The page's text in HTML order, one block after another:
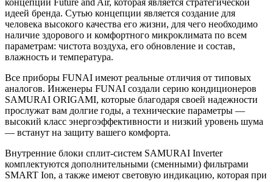
идеей бренда. Сутью концепции является создание для
человека высокого качества его жизни, для чего необходимо
наличие здорового и комфортного микроклимата по всем
параметрам: чистота воздуха, его обновление и состав,
влажность и температура.
Все приборы FUNAI имеют реальные отличия от типовых
аналогов. Инженеры FUNAI создали серию кондиционеров
SAMURAI ORIGAMI, которые благодаря своей надежности
прослужат вам долгие годы, а технические параметры —
высокий класс энергоэффективности и низкий уровень шума
— встанут на защиту вашего комфорта.
Внутренние блоки сплит-систем SAMURAI Inverter
комплектуются дополнительными (сменными) фильтрами
SMART Ion, а также имеют световую индикацию, которая при